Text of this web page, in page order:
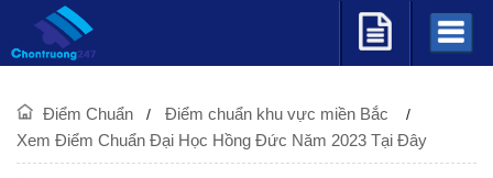
Điểm Chuẩn
Điểm chuẩn khu vực miền Bắc
Xem Điểm Chuẩn Đại Học Hồng Đức Năm 2023 Tại Đây